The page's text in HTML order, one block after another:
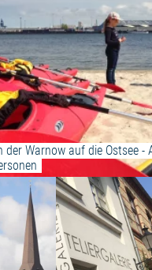
der Warnow auf die Ostsee -
Weiterlesen: